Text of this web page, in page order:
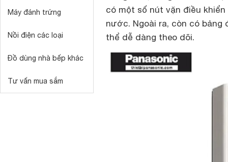
Máy đánh trứng
Nồi điện các loại
Đồ dùng nhà bếp khác
Tư vấn mua sắm
có một số nút vặn điều
nước. Ngoài ra, còn có bảng
thể dễ dàng theo dõi.